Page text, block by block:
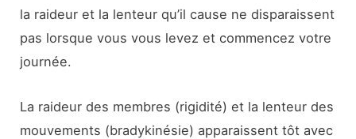
la raideur et la lenteur qu’il cause ne disparaissent
pas lorsque vous vous levez et commencez votre
journée.
La raideur des membres (rigidité) et la lenteur des
mouvements (bradykinésie) apparaissent tôt avec